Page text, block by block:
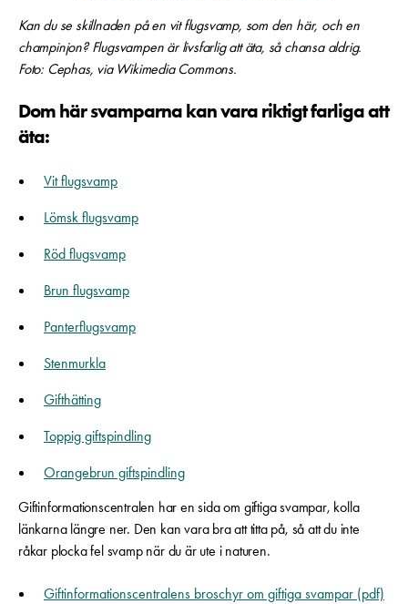
Kan du se skillnaden på en vit flugsvamp, som den här, och en
champinjon? Flugsvampen är livsfarlig att äta, så chansa aldrig.
Foto: Cephas, via Wikimedia Commons.
Dom här svamparna kan vara riktigt farliga att
äta:
Vit flugsvamp
Lömsk flugsvamp
Röd flugsvamp
Brun flugsvamp
Panterflugsvamp
Stenmurkla
Gifthätting
Toppig giftspindling
Orangebrun giftspindling
Giftinformationscentralen har en sida om giftiga svampar, kolla
länkarna längre ner. Den kan vara bra att titta på, så att du inte
råkar plocka fel svamp när du är ute i naturen.
Giftinformationscentralens broschyr om giftiga svampar (pdf)